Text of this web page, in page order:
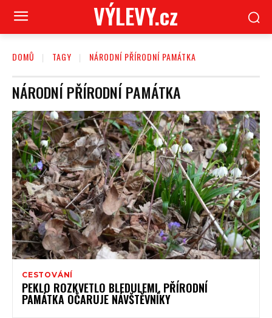
VÝLEVY.cz
DOMŮ TAGY NÁRODNÍ PŘÍRODNÍ PAMÁTKA
NÁRODNÍ PŘÍRODNÍ PAMÁTKA
CESTOVÁNÍ
PEKLO ROZKVETLO BLEDULEMI, PŘÍRODNÍ
PAMÁTKA OČARUJE NÁVŠTĚVNÍKY